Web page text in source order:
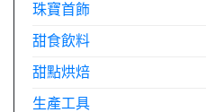
珠寶首飾
甜食飲料
甜點烘焙
生產工具